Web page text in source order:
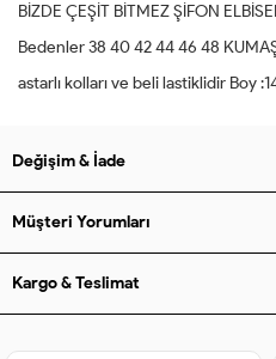
BİZDE ÇEŞİT BİTMEZ ŞİFON
Bedenler 38 40 42 44 46 48
astarlı kolları ve beli lastiklidir Boy
Değişim & İade
Müşteri Yorumları
Kargo & Teslimat